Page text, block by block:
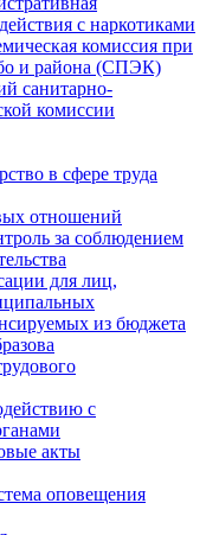
с наркотиками
комиссия при
и района (СПЭК)
санитарно-
комиссии
в сфере труда
отношений
за соблюдением
для лиц,
из бюджета
с
акты
оповещения